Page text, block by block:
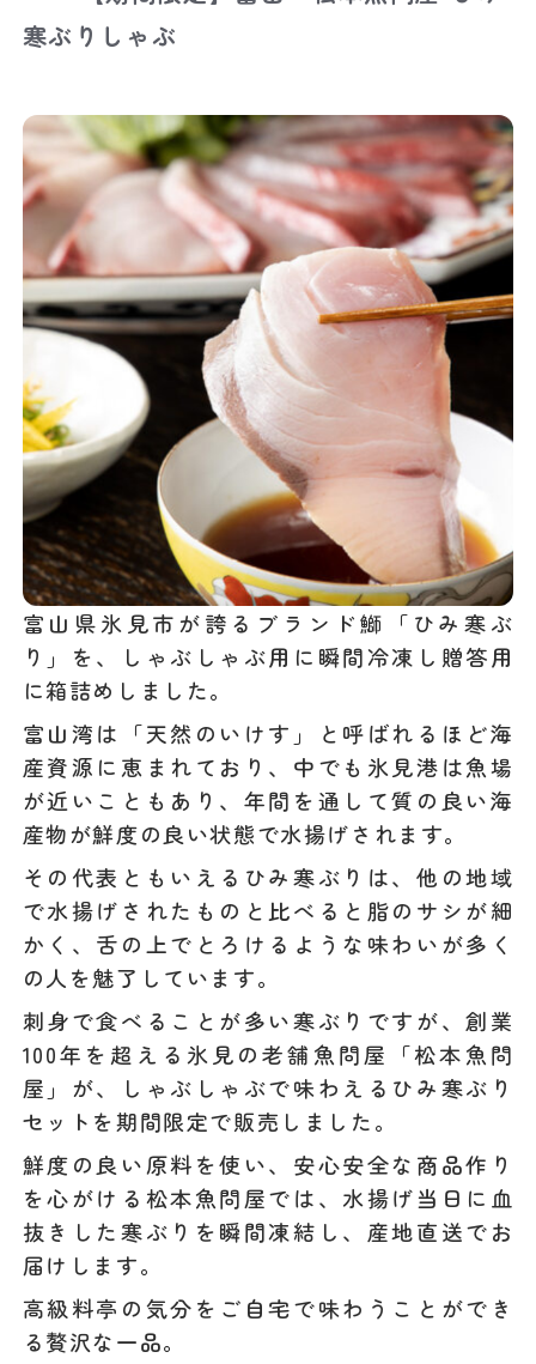
寒ぶりしゃぶ
富山県氷見市が誇るブランド鰤「ひみ寒ぶ
り」を、しゃぶしゃぶ用に瞬間冷凍し贈答用
に箱詰めしました。
富山湾は「天然のいけす」と呼ばれるほど海
産資源に恵まれており、中でも氷見港は魚場
が近いこともあり、年間を通して質の良い海
産物が鮮度の良い状態で水揚げされます。
その代表ともいえるひみ寒ぶりは、他の地域
で水揚げされたものと比べると脂のサシが細
かく、舌の上でとろけるような味わいが多く
の人を魅了しています。
刺身で食べることが多い寒ぶりですが、創業
100年を超える氷見の老舗魚問屋「松本魚問
屋」が、しゃぶしゃぶで味わえるひみ寒ぶり
セットを期間限定で販売しました。
鮮度の良い原料を使い、安心安全な商品作り
を心がける松本魚問屋では、水揚げ当日に血
抜きした寒ぶりを瞬間凍結し、産地直送でお
届けします。
高級料亭の気分をご自宅で味わうことができ
る贅沢な一品。